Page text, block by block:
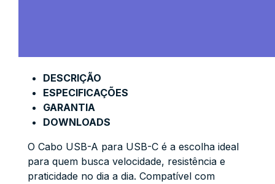
DESCRIÇÃO
ESPECIFICAÇÕES
GARANTIA
DOWNLOADS
O Cabo USB-A para USB-C é a escolha ideal
para quem busca velocidade, resistência e
praticidade no dia a dia. Compatível com